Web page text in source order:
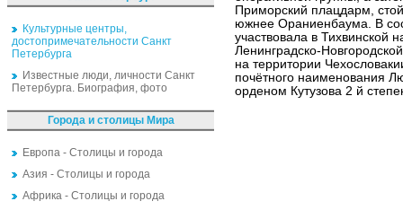
Культурные центры,
достопримечательности Санкт
Петербурга
Известные люди, личности Санкт
Петербурга. Биография, фото
Города и столицы Мира
Европа - Столицы и города
Азия - Столицы и города
Африка - Столицы и города
Приморский плацдарм,
южнее Ораниенбаума. В
участвовала в Тихвинской
Ленинградско-
на территории
почётного наименования
орденом Кутузова 2 й